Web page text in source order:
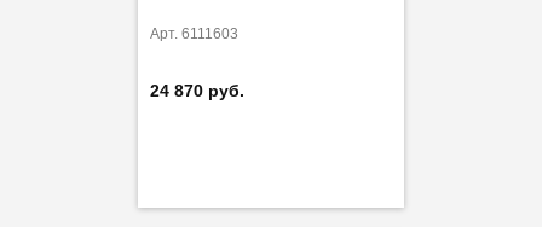
Арт. 6111603
24 870 руб.